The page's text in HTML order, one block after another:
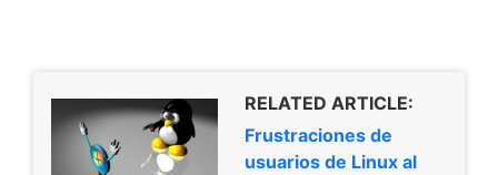
RELATED ARTICLE:
Frustraciones de
usuarios de Linux al